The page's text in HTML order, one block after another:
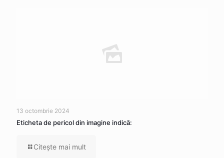
13 octombrie 2024
Eticheta de pericol din imagine indică:
Citeşte mai mult